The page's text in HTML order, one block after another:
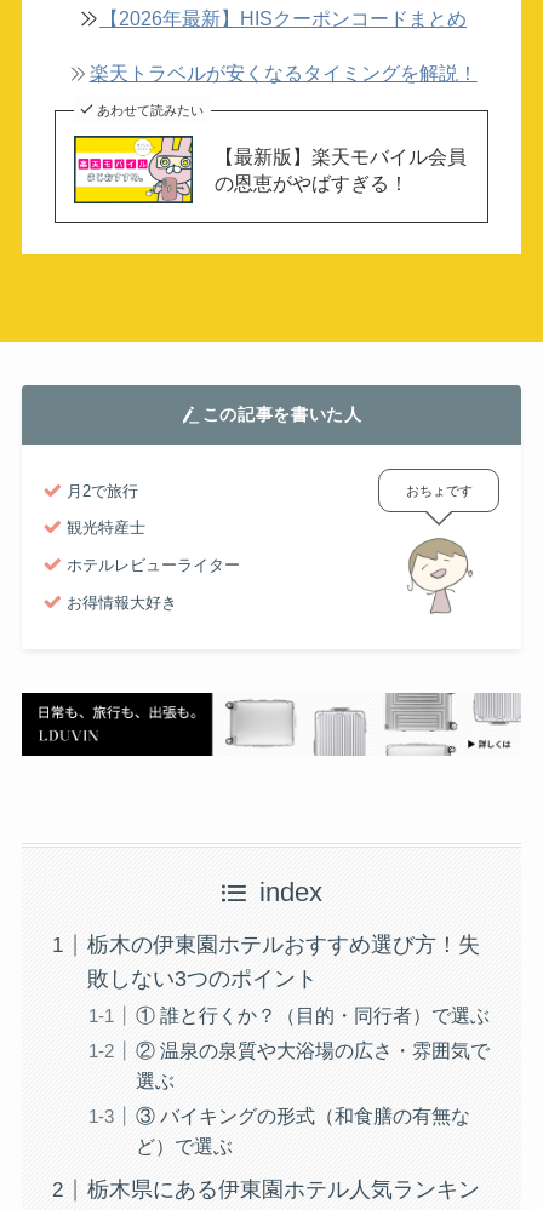
【2026年最新】HISクーポンコードまとめ
楽天トラベルが安くなるタイミングを解説！
あわせて読みたい
【最新版】楽天モバイル会員
の恩恵がやばすぎる！
この記事を書いた人
月2で旅行
観光特産士
ホテルレビューライター
お得情報大好き
おちょです
index
栃木の伊東園ホテルおすすめ選び方！失
敗しない3つのポイント
① 誰と行くか？（目的・同行者）で選ぶ
② 温泉の泉質や大浴場の広さ・雰囲気で
選ぶ
③ バイキングの形式（和食膳の有無な
ど）で選ぶ
栃木県にある伊東園ホテル人気ランキン